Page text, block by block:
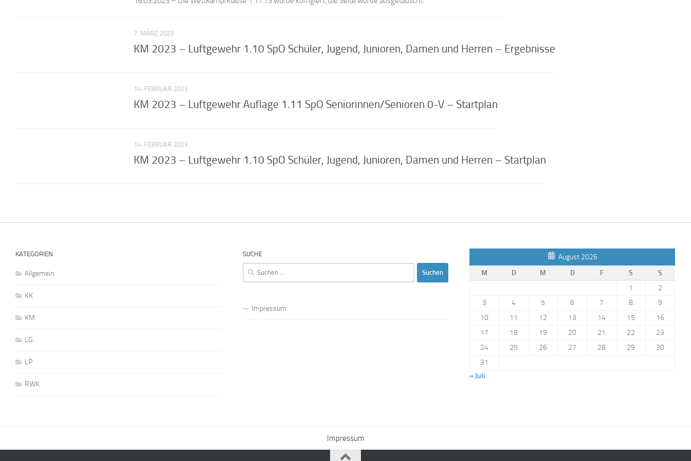
7. MÄRZ 2023
KM 2023 – Luftgewehr 1.10 SpO Schüler, Jugend, Junioren, Damen und Herren – Ergebnisse
14. FEBRUAR 2023
KM 2023 – Luftgewehr Auflage 1.11 SpO Seniorinnen/Senioren 0-V – Startplan
14. FEBRUAR 2023
KM 2023 – Luftgewehr 1.10 SpO Schüler, Jugend, Junioren, Damen und Herren – Startplan
KATEGORIEN
Allgemein
KK
KM
LG
LP
RWK
SUCHE
Suchen
Impressum
August 2026
M
D M D F S
S
1
2
3
4 5 6 7 8
9
10
11 12 13 14 15
16
17
18 19 20 21 22
23
24
25 26 27 28 29
30
31
« Juli
Impressum